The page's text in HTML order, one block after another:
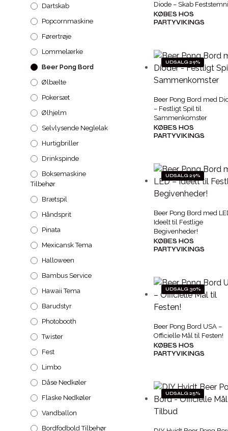
Dartskab
Popcornmaskine
Førertrøje
Lommelærke
Beer Pong Bord
Ølbælte
Pokersæt
Ølhjelm
Selvlysende Neglelak
Hurtigbriller
Drinkspinde
Boksemaskine
Tilbehør
Brætspil
Håndsprit
Pinata
Mexicansk Tema
Halloween
Bambus Service
Hawaii Tema
Barudstyr
Photobooth
Twister
Fest
Limbo
Dåse Nedkøler
Flaske Nedkøler
Vandballon
Bordfodbold Tilbehør
Diode – Skab
KØBES HOS
PARTYVIKINGS
UDSALG 29%
Beer Pong Bord med
– Festligt Spil til
Sammenkomster
KØBES HOS
PARTYVIKINGS
UDSALG 29%
Beer Pong Bord med
Ideelt til Festlige
Begivenheder!
KØBES HOS
PARTYVIKINGS
UDSALG 30%
Beer Pong Bord USA –
Officielle Mål til Festen!
KØBES HOS
PARTYVIKINGS
UDSALG 25%